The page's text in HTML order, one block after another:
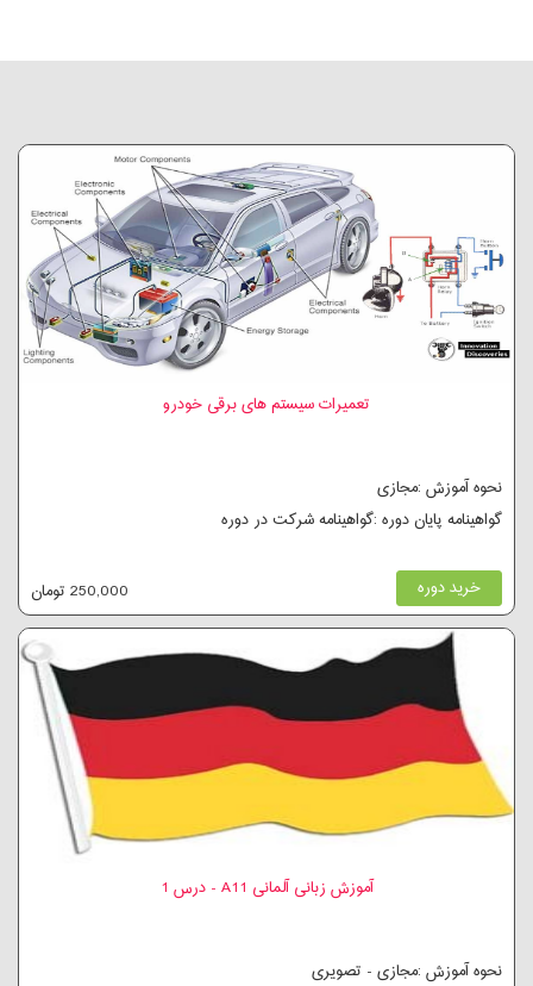
تعمیرات سیستم های برقی خودرو
نحوه آموزش :مجازی
گواهینامه پایان دوره :گواهینامه شرکت در دوره
خرید دوره 250,000 تومان
آموزش زبانی آلمانی A11 - درس 1
نحوه آموزش :مجازی - تصویری